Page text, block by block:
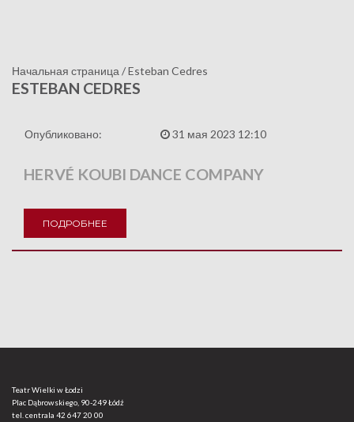
Начальная страница /Esteban Cedres
ESTEBAN CEDRES
Опубликовано: 31 мая 2023 12:10
HERVÉ KOUBI DANCE COMPANY
ПОДРОБНЕЕ
Teatr Wielki w Łodzi
Plac Dąbrowskiego, 90-249 Łódź
tel. centrala 42 647 20 00